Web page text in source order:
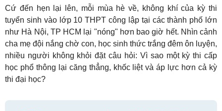
Cứ đến hẹn lại lên, mỗi mùa hè về, không khí của kỳ thi
tuyển sinh vào lớp 10 THPT công lập tại các thành phố lớn
như Hà Nội, TP HCM lại "nóng" hơn bao giờ hết. Nhìn cảnh
cha mẹ đội nắng chờ con, học sinh thức trắng đêm ôn luyện,
nhiều người không khỏi đặt câu hỏi: Vì sao một kỳ thi cấp
học phổ thông lại căng thẳng, khốc liệt và áp lực hơn cả kỳ
thi đại học?